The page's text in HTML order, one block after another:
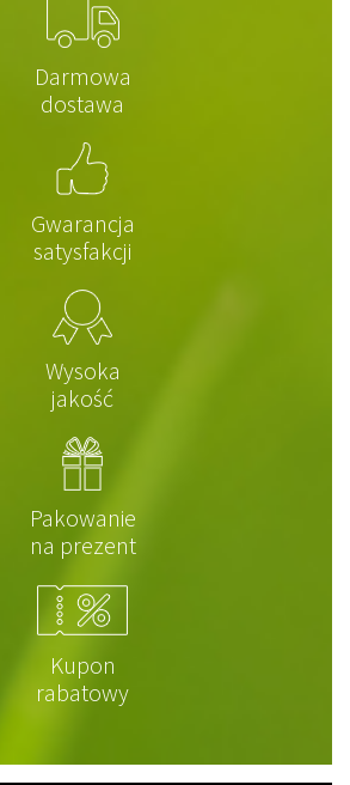
Darmowa
dostawa
Gwarancja
satysfakcji
Wysoka
jakość
Pakowanie
na prezent
Kupon
rabatowy